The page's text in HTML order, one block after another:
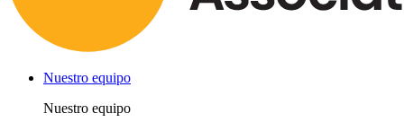
Nuestro equipo
Nuestro equipo